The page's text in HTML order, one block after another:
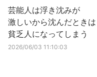
芸能人は浮き沈みが
激しいから沈んだときは
貧乏人になってしまう
2026/06/03 11:10:03